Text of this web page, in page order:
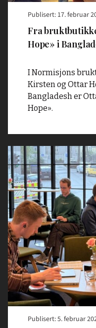
Publisert: 17. februar
Fra
Hope» i
I Normisjons
Kirsten og Ottar
Bangladesh er
Hope».
Publisert: 5. februar